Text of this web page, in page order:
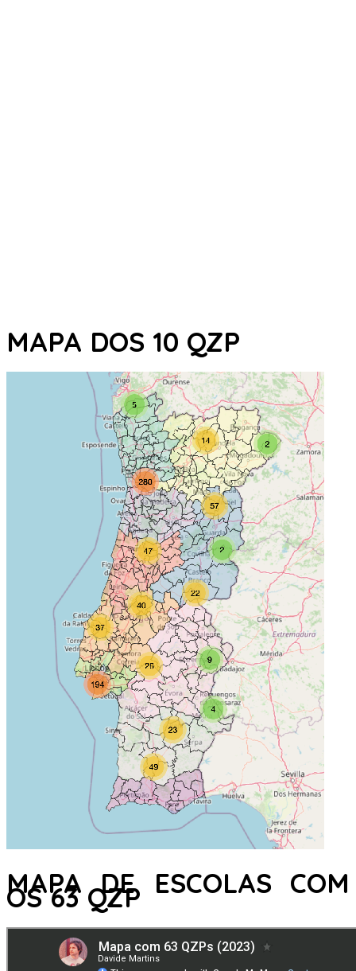
MAPA DOS 10 QZP
MAPA DE ESCOLAS COM
OS 63 QZP